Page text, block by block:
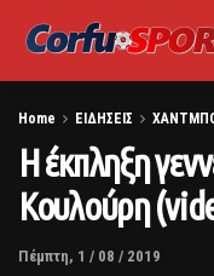
Home ΕΙΔΗΣΕΙΣ
Η έκπληξη
Κουλούρη
Πέμπτη, 1 / 08 / 2019